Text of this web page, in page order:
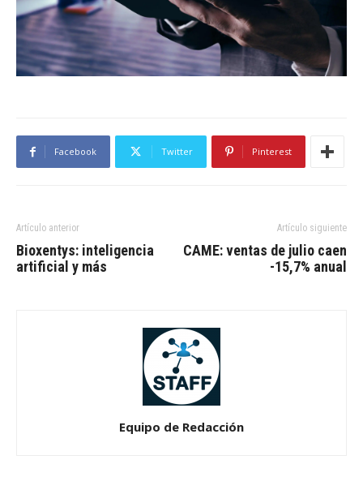
Facebook Twitter Pinterest
Artículo anterior
Bioxentys: inteligencia
artificial y más
Artículo siguiente
CAME: ventas de julio caen
-15,7% anual
Equipo de Redacción